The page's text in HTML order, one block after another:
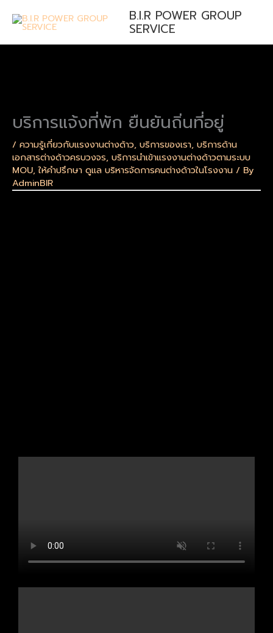
B.I.R POWER GROUP
SERVICE
บริการแจ้งที่พัก ยืนยันถิ่นที่อยู่
/ ความรู้เกี่ยวกับแรงงานต่างด้าว, บริการของเรา, บริการด้าน
เอกสารต่างด้าวครบวงจร, บริการนำเข้าแรงงานต่างด้าวตามระบบ
MOU,ให้คำปรึกษา ดูแล บริหารจัดการคนต่างด้าวในโรงงาน / By
AdminBIR